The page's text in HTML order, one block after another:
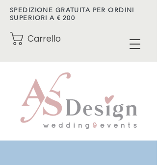
SPEDIZIONE GRATUITA PER ORDINI
SUPERIORI A € 200
Carrello